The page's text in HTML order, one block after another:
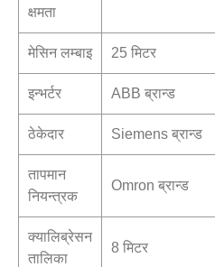
क्षमता
मेसिन लम्बाइ 25 मिटर
इन्भर्टर ABB ब्रान्ड
ठेकेदार Siemens ब्रान्ड
तापमान
नियन्त्रक
Omron ब्रान्ड
क्यालिब्रेसन
तालिका
8 मिटर